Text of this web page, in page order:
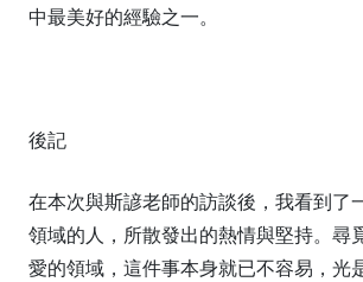
中最美好的經驗之一。
後記
在本次與斯諺老師的訪談後，我看到了
領域的人，所散發出的熱情與堅持。尋
愛的領域，這件事本身就已不容易，光